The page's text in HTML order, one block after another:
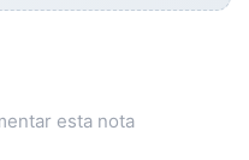
esta nota